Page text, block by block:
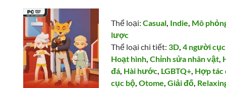
Thể loại:Casual, Indie, Mô
lược
Thể loại chi tiết: 3D,4 người
Hoạt hình,Chỉnh sửa nhân vật,
đá, Hài hước, LGBTQ+, Hợp tác
cục bộ,Otome,Giải đố,